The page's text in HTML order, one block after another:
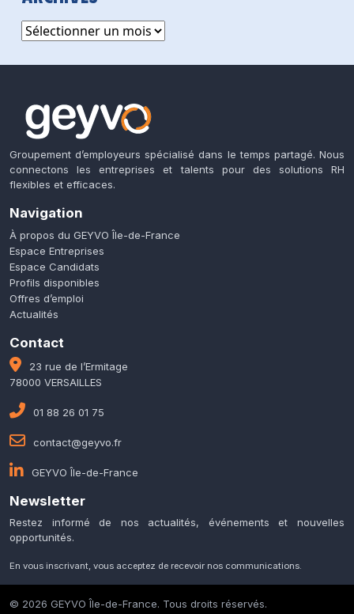
Archives
Groupement d’employeurs spécialisé dans le temps partagé. Nous
connectons les entreprises et talents pour des solutions RH
flexibles et efficaces.
Navigation
À propos du GEYVO Île-de-France
Espace Entreprises
Espace Candidats
Profils disponibles
Offres d’emploi
Actualités
Contact
23 rue de l’Ermitage
78000 VERSAILLES
01 88 26 01 75
contact@geyvo.fr
GEYVO Île-de-France
Newsletter
Restez informé de nos actualités, événements et nouvelles
opportunités.
En vous inscrivant, vous acceptez de recevoir nos communications.
© 2026 GEYVO Île-de-France. Tous droits réservés.